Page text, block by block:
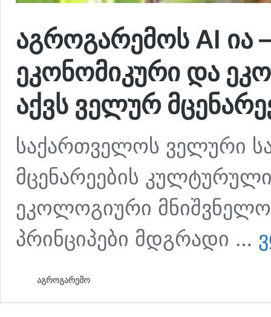
აგროგარემოს AI
ეკონომიკური და
აქვს ველურ
საქართველოს ველური
მცენარეების
ეკოლოგიური
პრინციპები მდგრადი …
აგროგარემო